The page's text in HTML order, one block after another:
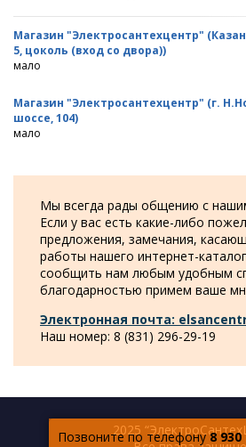
Магазин "Электросантехцентр"
5, цоколь (вход со двора))
мало
Магазин "Электросантехцентр" (г.
шоссе, 104)
мало
Мы всегда рады общению с
Если у вас есть какие-либо
предложения, замечания,
работы нашего интернет-
сообщить нам любым удобным
благодарностью примем ваше
Электронная почта:
Наш номер: 8 (831) 296-29-19
Позвоните по телефону8 930
2025